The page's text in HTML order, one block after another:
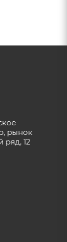
рынок
ряд, 12